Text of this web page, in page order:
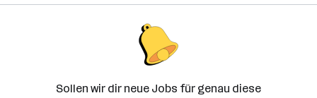
Sollen wir dir neue Jobs für genau diese